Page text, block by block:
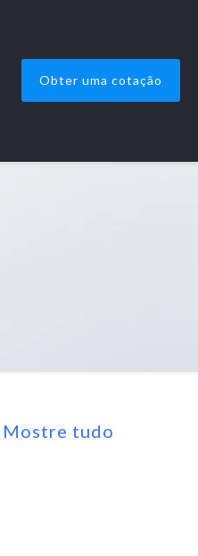
Obter uma cotação
Mostre tudo